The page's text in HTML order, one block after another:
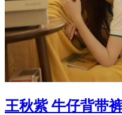
王秋紫 牛仔背带